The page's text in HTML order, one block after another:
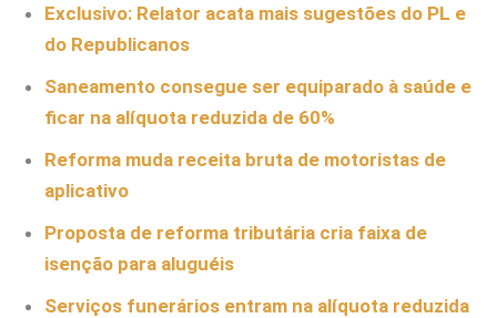
Exclusivo: Relator acata mais sugestões do PL e
do Republicanos
Saneamento consegue ser equiparado à saúde e
ficar na alíquota reduzida de 60%
Reforma muda receita bruta de motoristas de
aplicativo
Proposta de reforma tributária cria faixa de
isenção para aluguéis
Serviços funerários entram na alíquota reduzida